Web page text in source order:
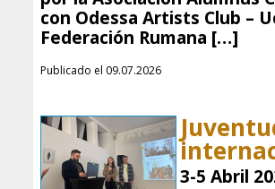
con Odessa Artists Club –
Federación Rumana […]
Publicado el 09.07.2026
3-5 Abril